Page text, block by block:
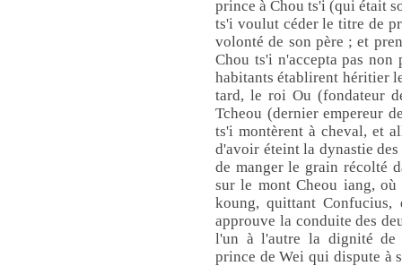
prince à Chou ts'i (qui était
ts'i voulut céder le titre de
volonté de son père ; et
Chou ts'i n'accepta pas non
habitants établirent héritier
tard, le roi Ou (fondateur
Tcheou (dernier empereur
ts'i montèrent à cheval, et
d'avoir éteint la dynastie
de manger le grain récolté
sur le mont Cheou iang,
koung, quittant
approuve la conduite des
l'un à l'autre la dignité de
prince de Wei qui dispute à